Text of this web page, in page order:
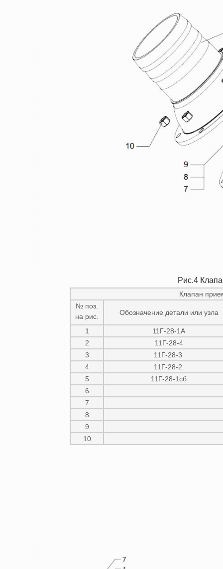
Рис.4
Клапан
№ поз.
на рис.
Обозначение детали или узла
1
11Г-28-1А
2
11Г-28-4
3
11Г-28-3
4
11Г-28-2
5
11Г-28-1сб
6
7
8
9
10